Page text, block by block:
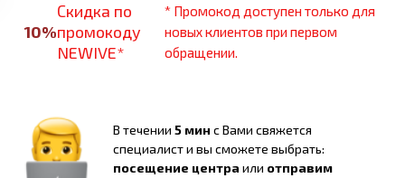
10%
Скидка по
промокоду
NEWIVE*
* Промокод доступен только для
новых клиентов при первом
обращении.
В течении 5 мин с Вами свяжется
специалист и вы сможете выбрать:
посещение центра или отправим